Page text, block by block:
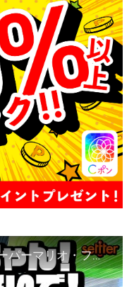
ネコちゃん泣かないで！【スーパーマリオ・フューリーワールド】#5 セッターのゲーム部屋